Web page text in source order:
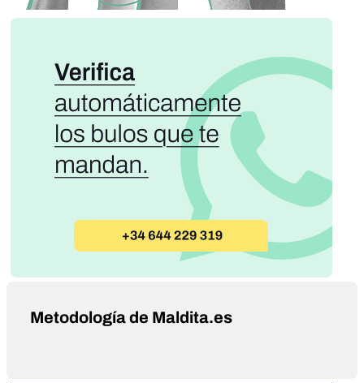
Metodología de Maldita.es